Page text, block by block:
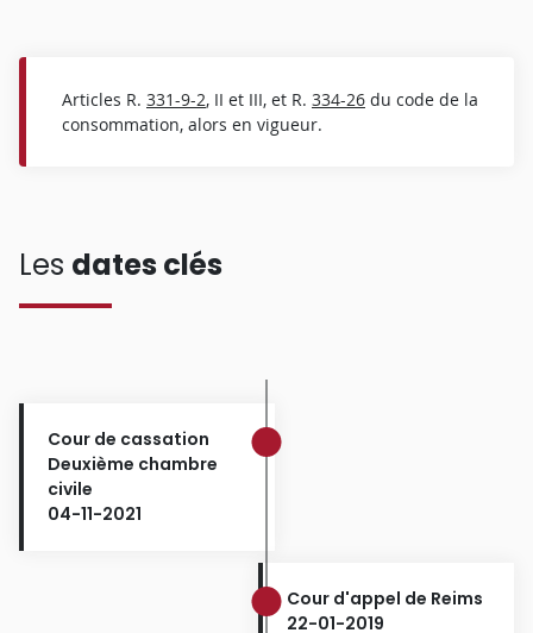
Articles R. 331-9-2, II et III, et R. 334-26 du code de la
consommation, alors en vigueur.
Les dates clés
Cour de cassation
Deuxième chambre
civile
04-11-2021
Cour d'appel de Reims
22-01-2019